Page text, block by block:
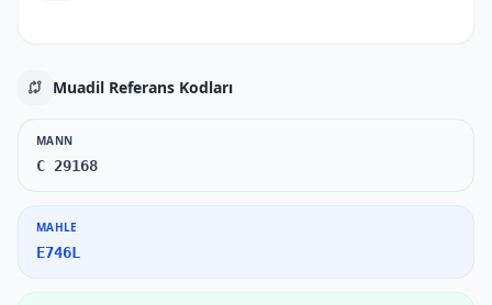
Muadil Referans Kodları
MANN
C 29168
MAHLE
E746L